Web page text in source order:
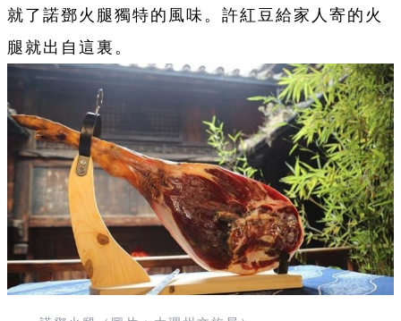
就了諾鄧火腿獨特的風味。許紅豆給家人寄的火
腿就出自這裏。